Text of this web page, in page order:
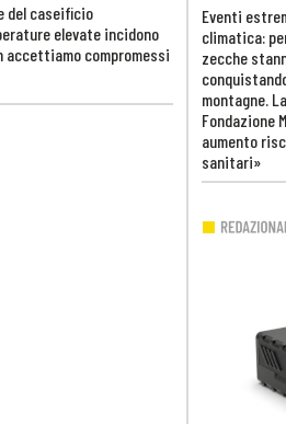
del caseificio
elevate incidono
accettiamo compromessi
Eventi
climatica:
zecche
montagne. La
Fondazione
aumento
sanitari»